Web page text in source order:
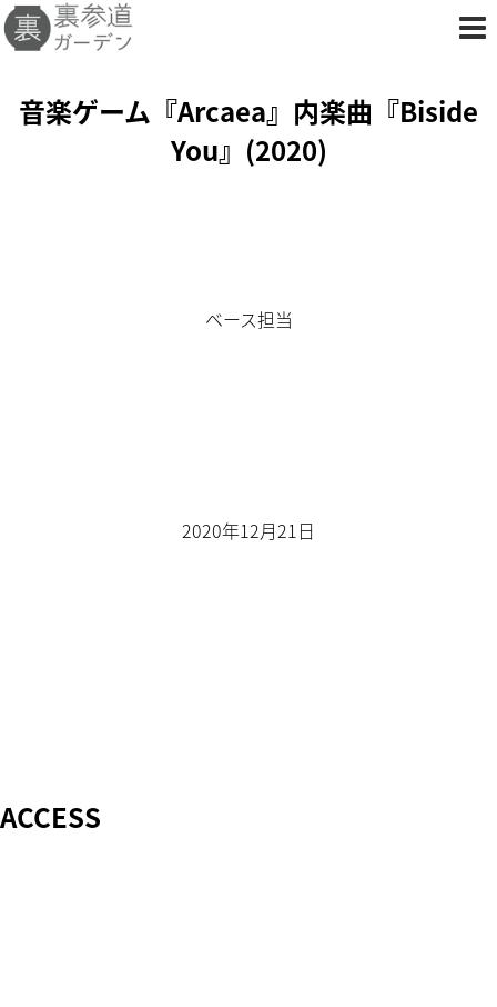
音楽ゲーム『Arcaea』内楽曲『Biside
You』(2020)
ベース担当
2020年12月21日
ACCESS